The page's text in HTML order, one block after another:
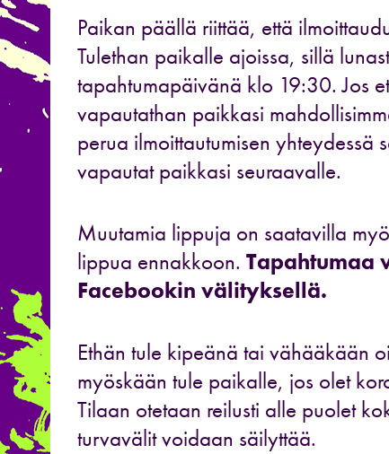
Paikan päällä riittää, että
Tulethan paikalle ajoissa, sillä
tapahtumapäivänä klo 19:30. Jos
vapautathan paikkasi
perua ilmoittautumisen yhteydessä
vapautat paikkasi seuraavalle.
Muutamia lippuja on saatavilla
lippua ennakkoon. Tapahtumaa
Facebookin välityksellä.
Ethän tule kipeänä tai vähääkään
myöskään tule paikalle, jos olet
Tilaan otetaan reilusti alle puolet
turvavälit voidaan säilyttää.